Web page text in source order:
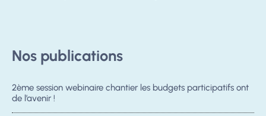
Nos publications
2ème session webinaire chantier les budgets participatifs ont
de l’avenir !